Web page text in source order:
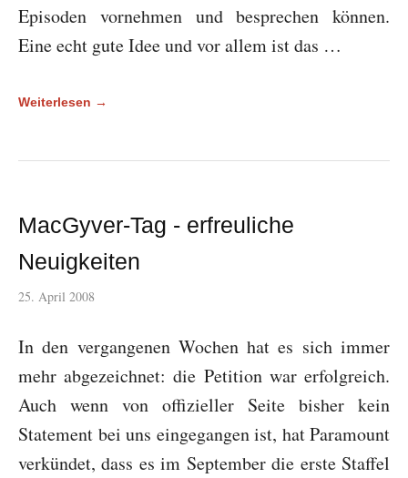
Episoden vornehmen und besprechen können.
Eine echt gute Idee und vor allem ist das …
Weiterlesen →
MacGyver-Tag - erfreuliche
Neuigkeiten
25. April 2008
In den vergangenen Wochen hat es sich immer
mehr abgezeichnet: die Petition war erfolgreich.
Auch wenn von offizieller Seite bisher kein
Statement bei uns eingegangen ist, hat Paramount
verkündet, dass es im September die erste Staffel